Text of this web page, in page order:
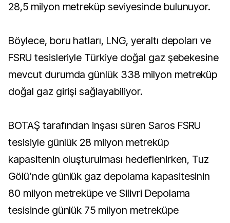
28,5 milyon metreküp seviyesinde bulunuyor.
Böylece, boru hatları, LNG, yeraltı depoları ve
FSRU tesisleriyle Türkiye doğal gaz şebekesine
mevcut durumda günlük 338 milyon metreküp
doğal gaz girişi sağlayabiliyor.
BOTAŞ tarafından inşası süren Saros FSRU
tesisiyle günlük 28 milyon metreküp
kapasitenin oluşturulması hedeflenirken, Tuz
Gölü’nde günlük gaz depolama kapasitesinin
80 milyon metreküpe ve Silivri Depolama
tesisinde günlük 75 milyon metreküpe